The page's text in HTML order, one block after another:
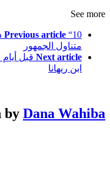
See more
Previous article
متناول الجمهور
Next article قبل
ابن ريهانا
by Dana Wahiba